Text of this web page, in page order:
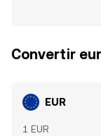
Convertir
EUR
1 EUR